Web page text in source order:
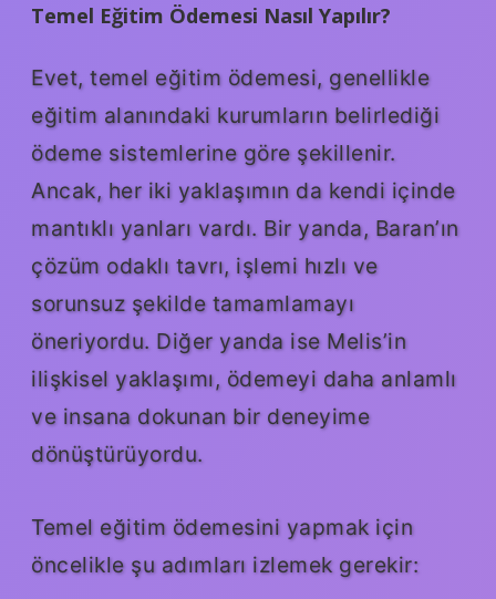
Temel Eğitim Ödemesi Nasıl Yapılır?
Evet, temel eğitim ödemesi, genellikle
eğitim alanındaki kurumların belirlediği
ödeme sistemlerine göre şekillenir.
Ancak, her iki yaklaşımın da kendi içinde
mantıklı yanları vardı. Bir yanda, Baran’ın
çözüm odaklı tavrı, işlemi hızlı ve
sorunsuz şekilde tamamlamayı
öneriyordu. Diğer yanda ise Melis’in
ilişkisel yaklaşımı, ödemeyi daha anlamlı
ve insana dokunan bir deneyime
dönüştürüyordu.
Temel eğitim ödemesini yapmak için
öncelikle şu adımları izlemek gerekir: